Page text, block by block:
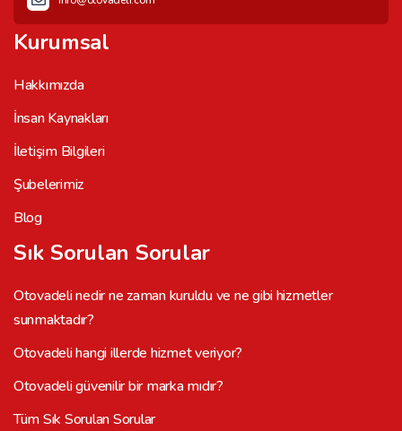
Kurumsal
Hakkımızda
İnsan Kaynakları
İletişim Bilgileri
Şubelerimiz
Blog
Sık Sorulan Sorular
Otovadeli nedir ne zaman kuruldu ve ne gibi hizmetler
sunmaktadır?
Otovadeli hangi illerde hizmet veriyor?
Otovadeli güvenilir bir marka mıdır?
Tüm Sık Sorulan Sorular